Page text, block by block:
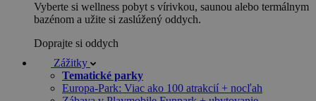
Vyberte si wellness pobyt s vírivkou, saunou alebo termálnym
bazénom a užite si zaslúžený oddych.
Doprajte si oddych
Zážitky
Tematické parky
Europa-Park: Viac ako 100 atrakcií + nocľah